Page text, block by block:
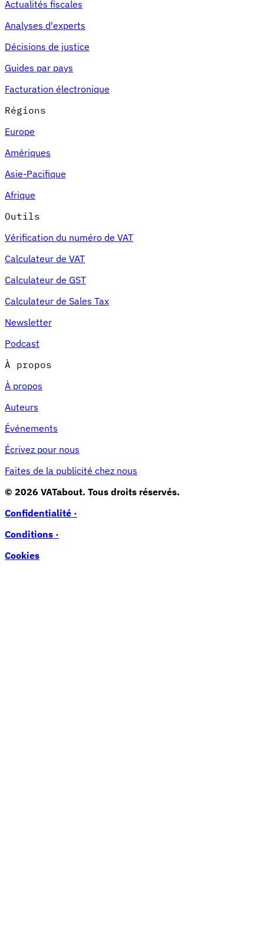
Actualités fiscales
Analyses d'experts
Décisions de justice
Guides par pays
Facturation électronique
Régions
Europe
Amériques
Asie-Pacifique
Afrique
Outils
Vérification du numéro de VAT
Calculateur de VAT
Calculateur de GST
Calculateur de Sales Tax
Newsletter
Podcast
À propos
À propos
Auteurs
Événements
Écrivez pour nous
Faites de la publicité chez nous
© 2026 VATabout. Tous droits réservés.
Confidentialité ·
Conditions ·
Cookies